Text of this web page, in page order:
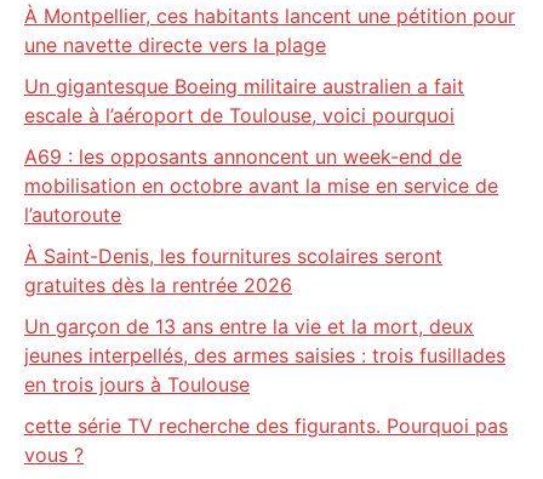
À Montpellier, ces habitants lancent une pétition pour
une navette directe vers la plage
Un gigantesque Boeing militaire australien a fait
escale à l’aéroport de Toulouse, voici pourquoi
A69 : les opposants annoncent un week-end de
mobilisation en octobre avant la mise en service de
l’autoroute
À Saint-Denis, les fournitures scolaires seront
gratuites dès la rentrée 2026
Un garçon de 13 ans entre la vie et la mort, deux
jeunes interpellés, des armes saisies : trois fusillades
en trois jours à Toulouse
cette série TV recherche des figurants. Pourquoi pas
vous ?